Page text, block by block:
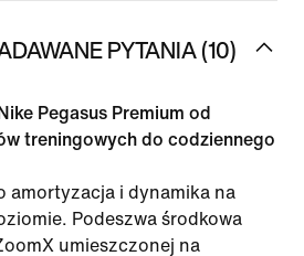
PYTANIA (10)
Pegasus Premium od
treningowych do codziennego
amortyzacja i dynamika na
Podeszwa środkowa
umieszczonej na